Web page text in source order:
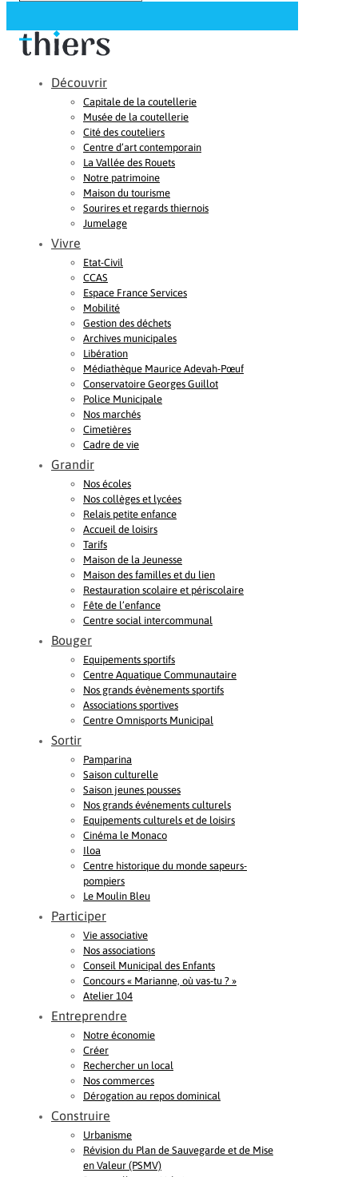
Découvrir
Capitale de la coutellerie
Musée de la coutellerie
Cité des couteliers
Centre d’art contemporain
La Vallée des Rouets
Notre patrimoine
Maison du tourisme
Sourires et regards thiernois
Jumelage
Vivre
Etat-Civil
CCAS
Espace France Services
Mobilité
Gestion des déchets
Archives municipales
Libération
Médiathèque Maurice Adevah-Pœuf
Conservatoire Georges Guillot
Police Municipale
Nos marchés
Cimetières
Cadre de vie
Grandir
Nos écoles
Nos collèges et lycées
Relais petite enfance
Accueil de loisirs
Tarifs
Maison de la Jeunesse
Maison des familles et du lien
Restauration scolaire et périscolaire
Fête de l’enfance
Centre social intercommunal
Bouger
Equipements sportifs
Centre Aquatique Communautaire
Nos grands évènements sportifs
Associations sportives
Centre Omnisports Municipal
Sortir
Pamparina
Saison culturelle
Saison jeunes pousses
Nos grands événements culturels
Equipements culturels et de loisirs
Cinéma le Monaco
Iloa
Centre historique du monde sapeurs-
pompiers
Le Moulin Bleu
Participer
Vie associative
Nos associations
Conseil Municipal des Enfants
Concours « Marianne, où vas-tu ? »
Atelier 104
Entreprendre
Notre économie
Créer
Rechercher un local
Nos commerces
Dérogation au repos dominical
Construire
Urbanisme
Révision du Plan de Sauvegarde et de Mise
en Valeur (PSMV)